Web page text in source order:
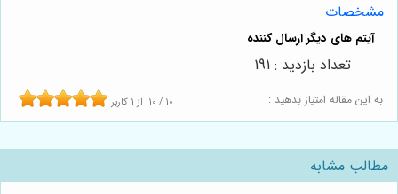
مشخصات
به این مقاله امتیاز بدهید : 10 / 10 از1 کاربر
تعداد بازدید : 191
مطالب مشابه